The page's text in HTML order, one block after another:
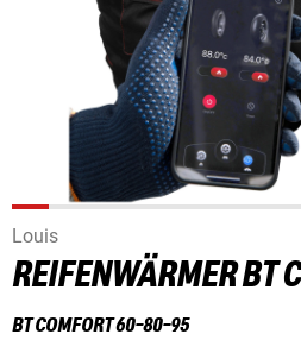
Louis
REIFENWÄRMER BT
BT COMFORT 60-80-95